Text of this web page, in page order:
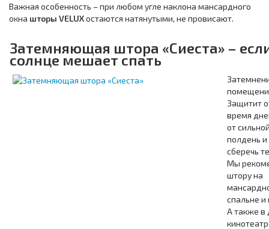
Важная особенность – при любом угле наклона мансардного
окна шторы VELUXостаются натянутыми, не провисают.
Затемняющая штора «Сиеста» –
солнце мешает спать
Защитит
время
от
полдень
сберечь
Мы
штору на
спальне и
А также